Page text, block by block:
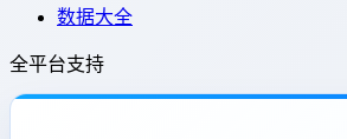
数据大全
全平台支持